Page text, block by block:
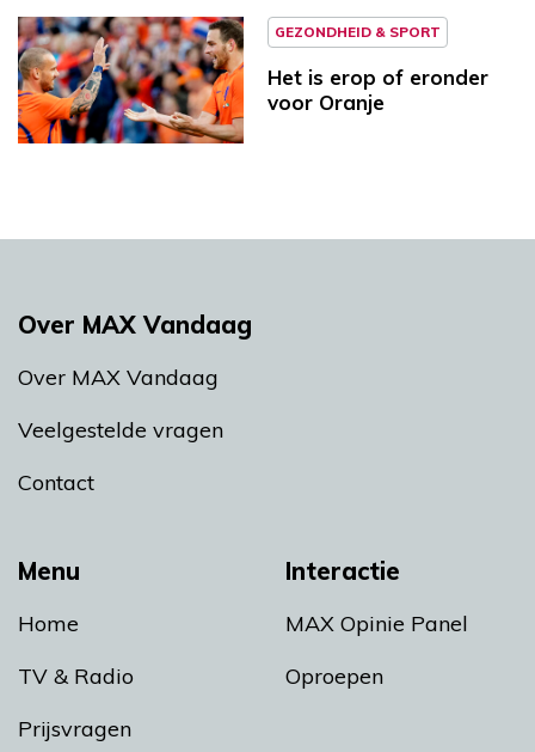
GEZONDHEID & SPORT
Het is erop of eronder
voor Oranje
Menu
Home
TV & Radio
Prijsvragen
Interactie
MAX Opinie Panel
Oproepen
Over MAX Vandaag
Over MAX Vandaag
Veelgestelde vragen
Contact